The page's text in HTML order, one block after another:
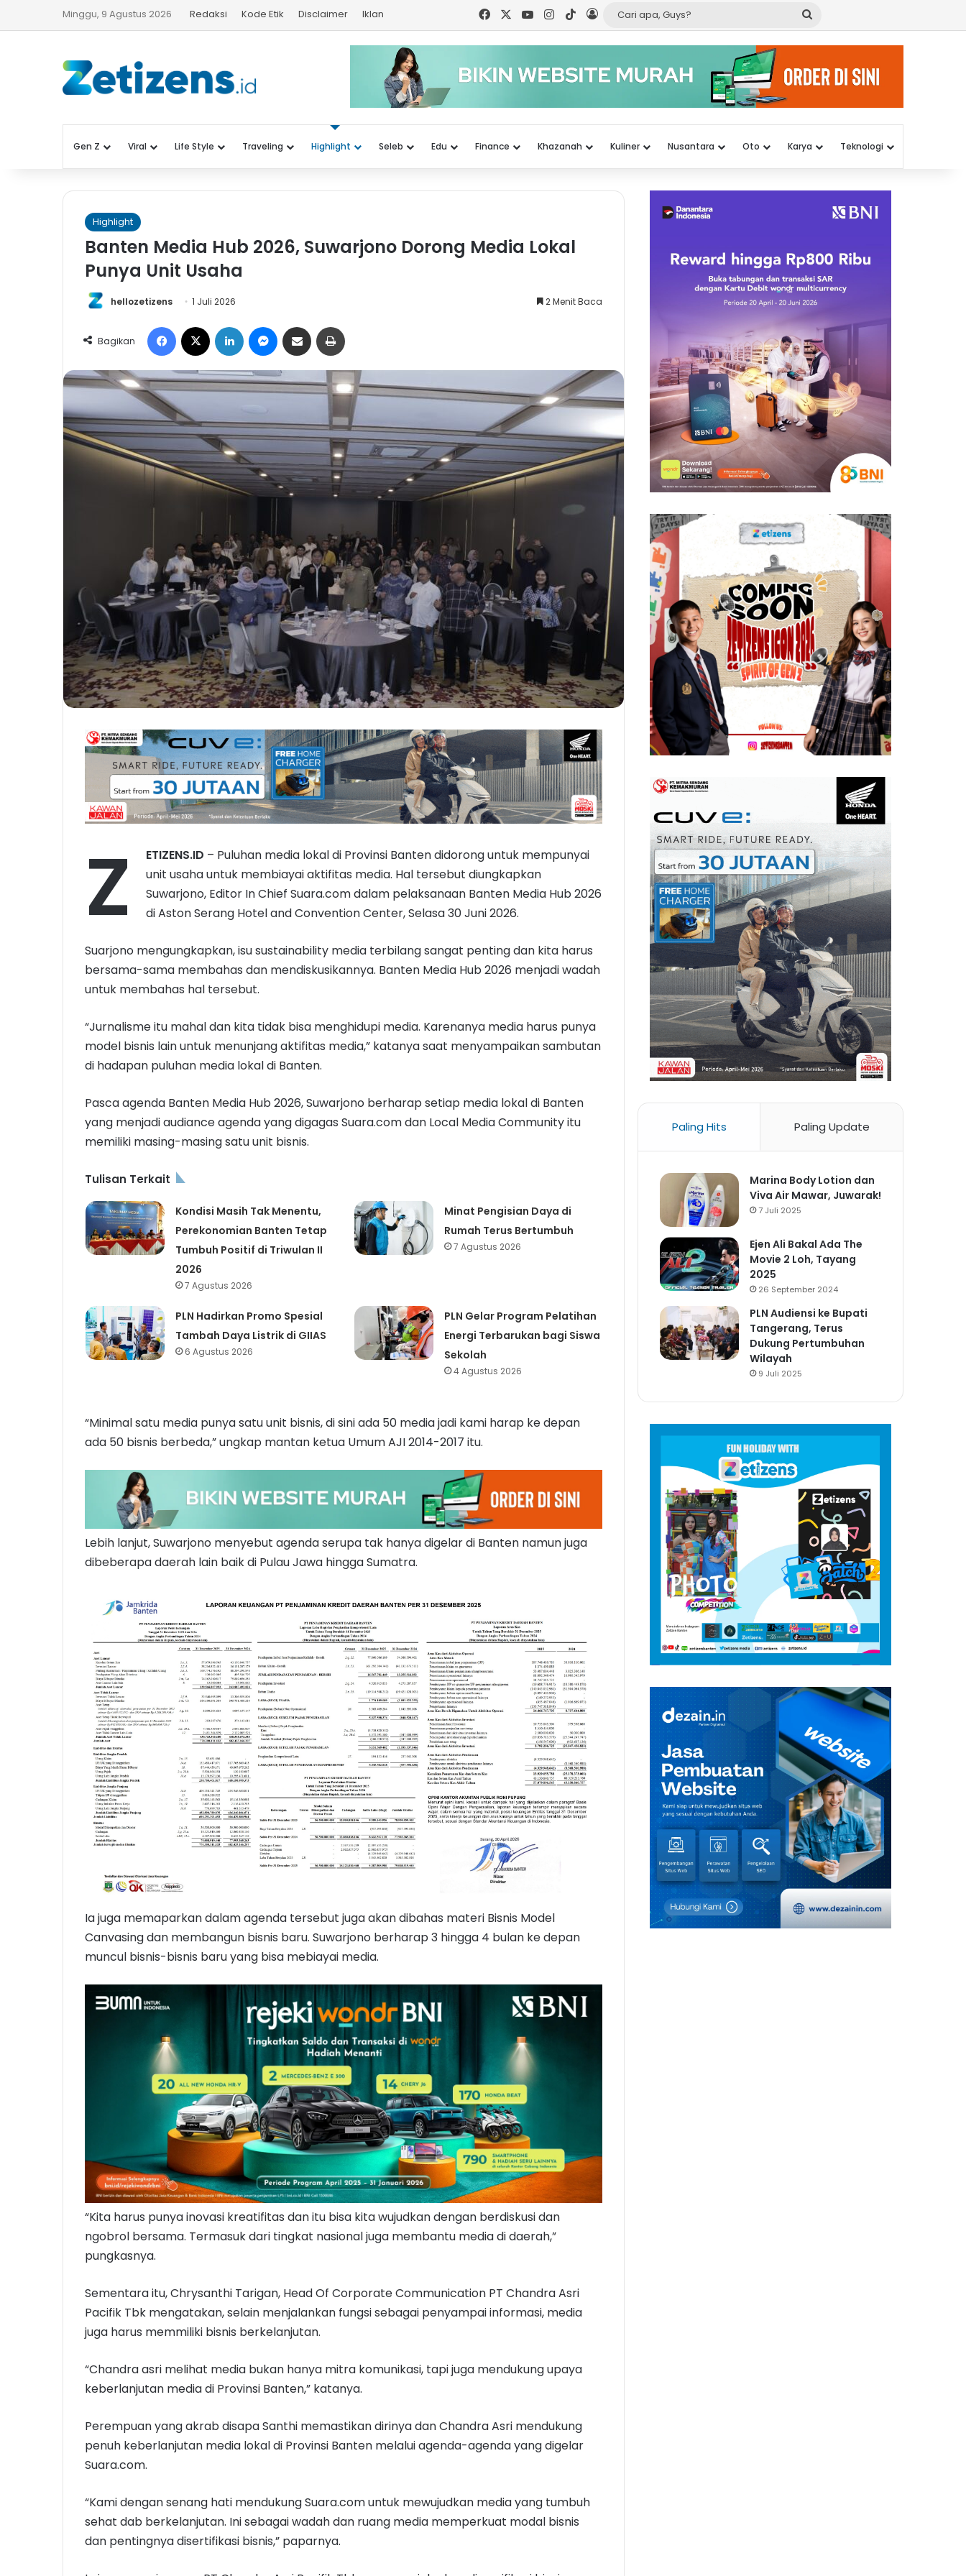
Minggu, 9 Agustus 2026 Redaksi Kode Etik Disclaimer Iklan FacebookYouTubeInstagram
TikTokLog In
Cari
Guys?
Gen Z Viral Life Style Traveling Highlight Seleb Edu Finance Khazanah Kuliner Nusantara Oto Karya Teknologi
Highlight
Banten Media Hub 2026, Suwarjono Dorong Media Lokal
Punya Unit Usaha
hellozetizens 1 Juli 2026 2 Menit Baca
Bagikan
Facebook LinkedIn Messenger
Share via Email
Z ETIZENS.ID – Puluhan media lokal di Provinsi Banten didorong untuk mempunyai
unit usaha untuk membiayai aktifitas media. Hal tersebut diungkapkan
Suwarjono, Editor In Chief Suara.com dalam pelaksanaan Banten Media Hub 2026
di Aston Serang Hotel and Convention Center, Selasa 30 Juni 2026.
Suarjono mengungkapkan, isu sustainability media terbilang sangat penting dan kita harus
bersama-sama membahas dan mendiskusikannya. Banten Media Hub 2026 menjadi wadah
untuk membahas hal tersebut.
“Jurnalisme itu mahal dan kita tidak bisa menghidupi media. Karenanya media harus punya
model bisnis lain untuk menunjang aktifitas media,” katanya saat menyampaikan sambutan
di hadapan puluhan media lokal di Banten.
Pasca agenda Banten Media Hub 2026, Suwarjono berharap setiap media lokal di Banten
yang menjadi audiance agenda yang digagas Suara.com dan Local Media Community itu
memiliki masing-masing satu unit bisnis.
Tulisan Terkait
Kondisi Masih Tak Menentu,
Perekonomian Banten Tetap
Tumbuh Positif di Triwulan II
2026
7 Agustus 2026
Minat Pengisian Daya di
Rumah Terus Bertumbuh
7 Agustus 2026
PLN Hadirkan Promo Spesial
Tambah Daya Listrik di GIIAS
6 Agustus 2026
PLN Gelar Program Pelatihan
Energi Terbarukan bagi Siswa
Sekolah
4 Agustus 2026
“Minimal satu media punya satu unit bisnis, di sini ada 50 media jadi kami harap ke depan
ada 50 bisnis berbeda,” ungkap mantan ketua Umum AJI 2014-2017 itu.
Lebih lanjut, Suwarjono menyebut agenda serupa tak hanya digelar di Banten namun juga
dibeberapa daerah lain baik di Pulau Jawa hingga Sumatra.
Ia juga memaparkan dalam agenda tersebut juga akan dibahas materi Bisnis Model
Canvasing dan membangun bisnis baru. Suwarjono berharap 3 hingga 4 bulan ke depan
muncul bisnis-bisnis baru yang bisa mebiayai media.
“Kita harus punya inovasi kreatifitas dan itu bisa kita wujudkan dengan berdiskusi dan
ngobrol bersama. Termasuk dari tingkat nasional juga membantu media di daerah,”
pungkasnya.
Sementara itu, Chrysanthi Tarigan, Head Of Corporate Communication PT Chandra Asri
Pacifik Tbk mengatakan, selain menjalankan fungsi sebagai penyampai informasi, media
juga harus memmiliki bisnis berkelanjutan.
“Chandra asri melihat media bukan hanya mitra komunikasi, tapi juga mendukung upaya
keberlanjutan media di Provinsi Banten,” katanya.
Perempuan yang akrab disapa Santhi memastikan dirinya dan Chandra Asri mendukung
penuh keberlanjutan media lokal di Provinsi Banten melalui agenda-agenda yang digelar
Suara.com.
“Kami dengan senang hati mendukung Suara.com untuk mewujudkan media yang tumbuh
sehat dab berkelanjutan. Ini sebagai wadah dan ruang media memperkuat modal bisnis
dan pentingnya disertifikasi bisnis,” paparnya.
Paling Hits Paling Update
Marina Body Lotion dan
Viva Air Mawar, Juwarak!
7 Juli 2025
Ejen Ali Bakal Ada The
Movie 2 Loh, Tayang
2025
26 September 2024
PLN Audiensi ke Bupati
Tangerang, Terus
Dukung Pertumbuhan
Wilayah
9 Juli 2025